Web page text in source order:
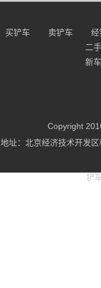
买铲车 卖铲车
二
新
Copyright
地址：北京经济技术开发
铲